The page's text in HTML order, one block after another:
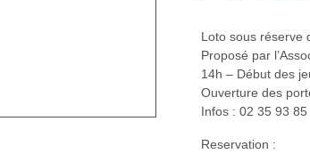
Loto sous réserve
Proposé par
14h – Début des
Ouverture des
Infos : 02 35 93 85
Reservation :